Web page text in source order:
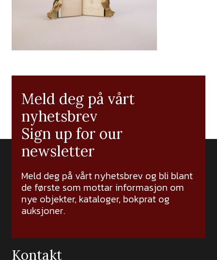
Meld deg på vårt
nyhetsbrev
Sign up for our
newsletter
Meld deg på vårt nyhetsbrev og bli blant
de første som mottar informasjon om
nye objekter, kataloger, bokprat og
auksjoner.
Kontakt